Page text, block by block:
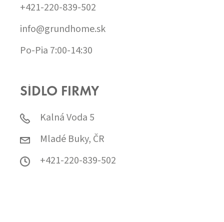
+421-220-839-502
info@grundhome.sk
Po-Pia 7:00-14:30
SÍDLO FIRMY
Kalná Voda 5
Mladé Buky, ČR
+421-220-839-502